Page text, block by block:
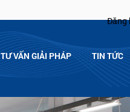
Đăng
TƯ VẤN GIẢI PHÁP TIN TỨC